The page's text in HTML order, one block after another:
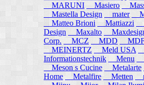
MARUNI
Masiero
Mastella Design
mater
Matteo Brioni
Mattiazzi
Design
Maxalto
Corp.
MCZ MDD MDF
MEINERTZ
Meld USA
Informationstechnik
Menu
Meson s Cucine
Metalarte
Home Metalfire Metten